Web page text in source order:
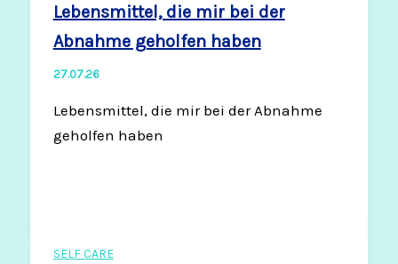
Lebensmittel, die mir bei der
Abnahme geholfen haben
27.07.26
Lebensmittel, die mir bei der Abnahme
geholfen haben
SELF CARE